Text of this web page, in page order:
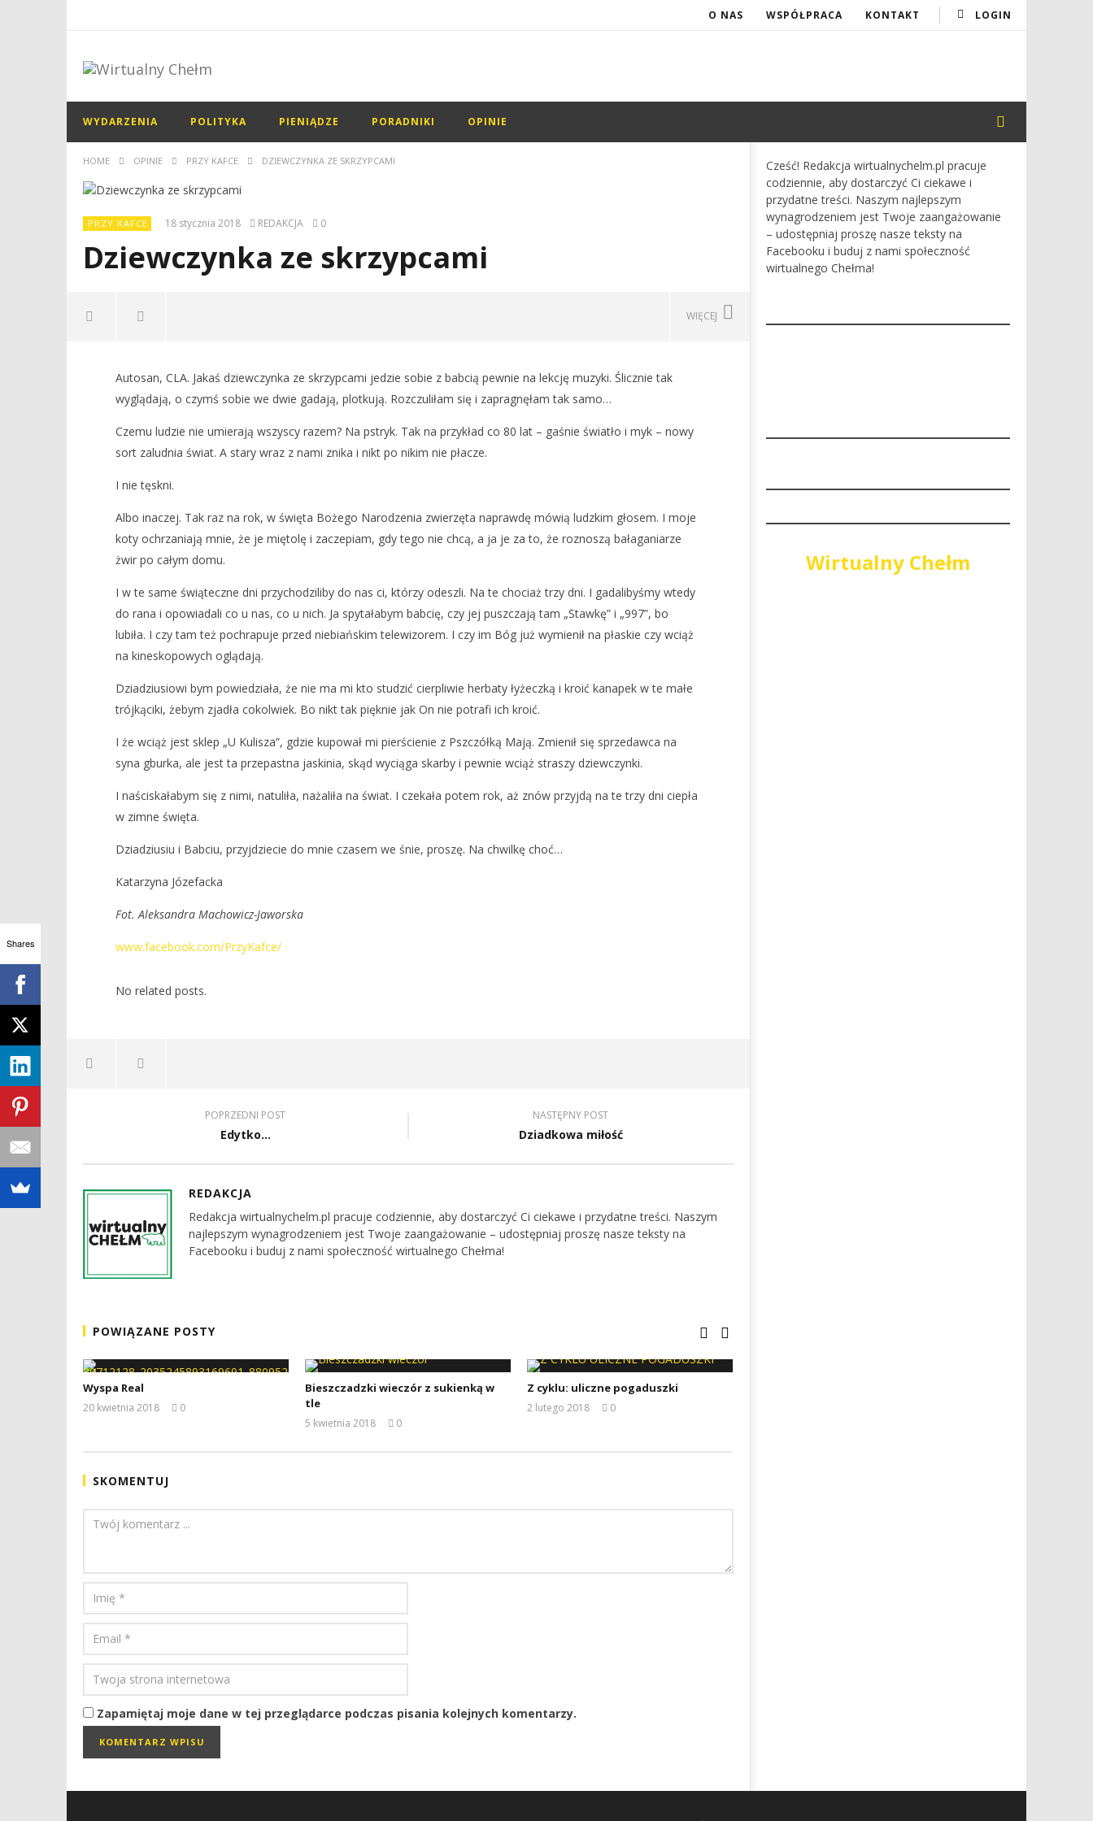
LOGIN
O NAS WSPÓŁPRACA KONTAKT
WYDARZENIA POLITYKA PIENIĄDZE PORADNIKI OPINIE
HOME OPINIE PRZY KAFCE DZIEWCZYNKA ZE SKRZYPCAMI
PRZY KAFCE 18 stycznia 2018 REDAKCJA 0
Dziewczynka ze skrzypcami
WIĘCEJ
2018
REDAKCJA
Dzień Niepodległości Ukrainy
2018
REDAKCJA
Chełm – miasto PKWN
18
2018
stycznia
Autosan, CLA. Jakaś dziewczynka ze skrzypcami jedzie sobie z babcią pewnie na lekcję muzyki. Ślicznie tak
wyglądają, o czymś sobie we dwie gadają, plotkują. Rozczuliłam się i zapragnęłam tak samo…
Czemu ludzie nie umierają wszyscy razem? Na pstryk. Tak na przykład co 80 lat – gaśnie światło i myk – nowy
sort zaludnia świat. A stary wraz z nami znika i nikt po nikim nie płacze.
I nie tęskni.
Albo inaczej. Tak raz na rok, w święta Bożego Narodzenia zwierzęta naprawdę mówią ludzkim głosem. I moje
koty ochrzaniają mnie, że je miętolę i zaczepiam, gdy tego nie chcą, a ja je za to, że roznoszą bałaganiarze
żwir po całym domu.
I w te same świąteczne dni przychodziliby do nas ci, którzy odeszli. Na te chociaż trzy dni. I gadalibyśmy wtedy
do rana i opowiadali co u nas, co u nich. Ja spytałabym babcię, czy jej puszczają tam „Stawkę” i „997”, bo
lubiła. I czy tam też pochrapuje przed niebiańskim telewizorem. I czy im Bóg już wymienił na płaskie czy wciąż
na kineskopowych oglądają.
Dziadziusiowi bym powiedziała, że nie ma mi kto studzić cierpliwie herbaty łyżeczką i kroić kanapek w te małe
trójkąciki, żebym zjadła cokolwiek. Bo nikt tak pięknie jak On nie potrafi ich kroić.
I że wciąż jest sklep „U Kulisza”, gdzie kupował mi pierścienie z Pszczółką Mają. Zmienił się sprzedawca na
syna gburka, ale jest ta przepastna jaskinia, skąd wyciąga skarby i pewnie wciąż straszy dziewczynki.
I naściskałabym się z nimi, natuliła, nażaliła na świat. I czekała potem rok, aż znów przyjdą na te trzy dni ciepła
w zimne święta.
Dziadziusiu i Babciu, przyjdziecie do mnie czasem we śnie, proszę. Na chwilkę choć…
Katarzyna Józefacka
Fot. Aleksandra Machowicz-Jaworska
www.facebook.com/PrzyKafce/
No related posts.
POPRZEDNI POST
Edytko...
NASTĘPNY POST
Dziadkowa miłość
REDAKCJA
Redakcja wirtualnychelm.pl pracuje codziennie, aby dostarczyć Ci ciekawe i przydatne treści. Naszym
najlepszym wynagrodzeniem jest Twoje zaangażowanie – udostępniaj proszę nasze teksty na
Facebooku i buduj z nami społeczność wirtualnego Chełma!
POWIĄZANE POSTY
Wyspa Real
20 kwietnia 2018
0
Bieszczadzki wieczór z sukienką w
tle
5 kwietnia 2018
0
Z cyklu: uliczne pogaduszki
2 lutego 2018
0
SKOMENTUJ
Zapamiętaj moje dane w tej przeglądarce podczas pisania kolejnych komentarzy.
Cześć! Redakcja wirtualnychelm.pl pracuje
codziennie, aby dostarczyć Ci ciekawe i
przydatne treści. Naszym najlepszym
wynagrodzeniem jest Twoje zaangażowanie
– udostępniaj proszę nasze teksty na
Facebooku i buduj z nami społeczność
wirtualnego Chełma!
Wirtualny Chełm
Shares